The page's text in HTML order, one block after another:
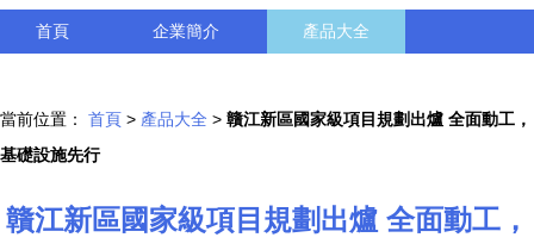
首頁 企業簡介 產品大全
當前位置： 首頁 > 產品大全 > 贛江新區國家級項目規劃出爐 全面動工，
基礎設施先行
贛江新區國家級項目規劃出爐 全面動工，